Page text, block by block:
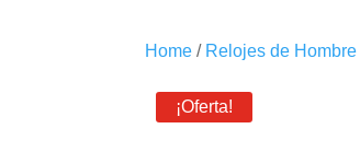
Home / Relojes de Hombre
¡Oferta!